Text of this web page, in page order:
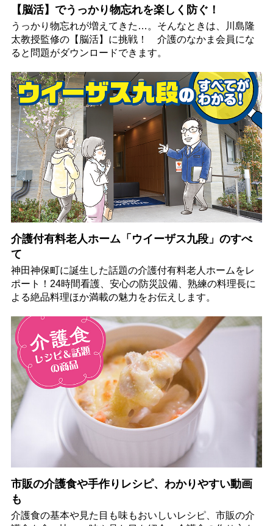
【脳活】でうっかり物忘れを楽しく防ぐ！
うっかり物忘れが増えてきた…。そんなときは、川島隆
太教授監修の【脳活】に挑戦！ 介護のなかま会員にな
ると問題がダウンロードできます。
介護付有料老人ホーム「ウイーザス九段」のすべ
て
神田神保町に誕生した話題の介護付有料老人ホームをレ
ポート！24時間看護、安心の防災設備、熟練の料理長に
よる絶品料理ほか満載の魅力をお伝えします。
市販の介護食や手作りレシピ、わかりやすい動画
も
介護食の基本や見た目も味もおいしいレシピ、市販の介